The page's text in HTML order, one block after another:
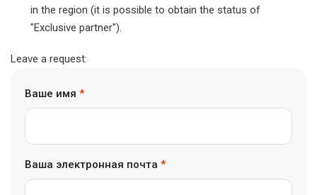
in the region (it is possible to obtain the status of
"Exclusive partner").
Leave a request:
Ваше имя *
Ваша электронная почта *